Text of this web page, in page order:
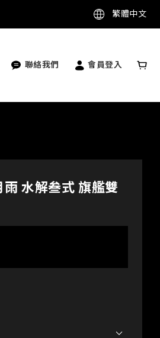
繁體中文
聯絡我們 會員登入
水解叁式 旗艦雙